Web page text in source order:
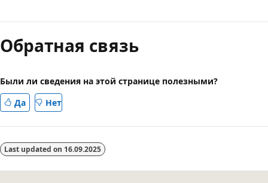
чтения
выключен
Обратная связь
Были ли сведения на этой странице полезными?
Да
Нет
Last updated on 16.09.2025